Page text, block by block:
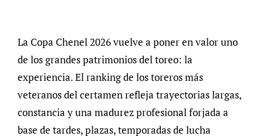
La Copa Chenel 2026 vuelve a poner en valor uno
de los grandes patrimonios del toreo: la
experiencia. El ranking de los toreros más
veteranos del certamen refleja trayectorias largas,
constancia y una madurez profesional forjada a
base de tardes, plazas, temporadas de lucha